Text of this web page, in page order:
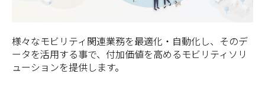
様々なモビリティ関連業務を最適化・自動化し、そのデ
ータを活用する事で、付加価値を高めるモビリティソリ
ューションを提供します。